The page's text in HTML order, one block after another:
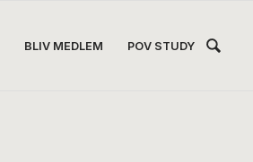
BLIV MEDLEM POV STUDY